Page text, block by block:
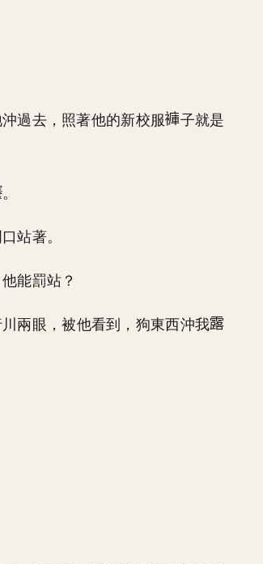
過去，照著他的新校服
子就是
。
站著。
能罰站？
川兩眼，被他看到，狗東西沖我